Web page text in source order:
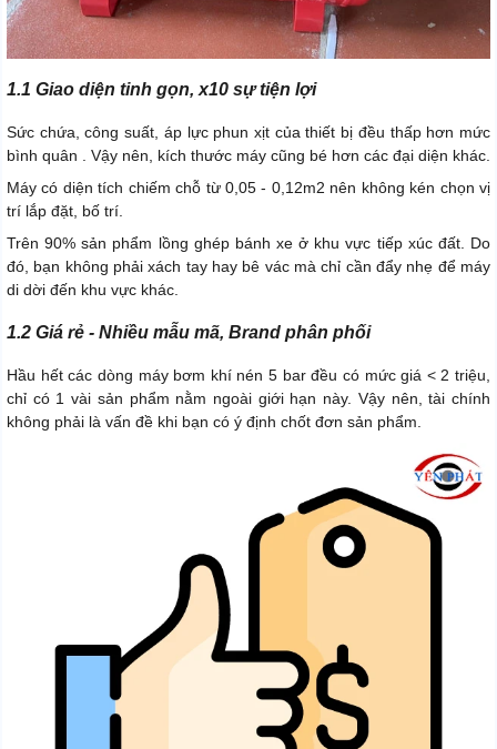
1.1 Giao diện tinh gọn, x10 sự tiện lợi
Sức chứa, công suất, áp lực phun xịt của thiết bị đều thấp hơn mức
bình quân . Vậy nên, kích thước máy cũng bé hơn các đại diện khác.
Máy có diện tích chiếm chỗ từ 0,05 - 0,12m2 nên không kén chọn vị
trí lắp đặt, bố trí.
Trên 90% sản phẩm lồng ghép bánh xe ở khu vực tiếp xúc đất. Do
đó, bạn không phải xách tay hay bê vác mà chỉ cần đẩy nhẹ để máy
di dời đến khu vực khác.
1.2 Giá rẻ - Nhiều mẫu mã, Brand phân phối
Hầu hết các dòng máy bơm khí nén 5 bar đều có mức giá < 2 triệu,
chỉ có 1 vài sản phẩm nằm ngoài giới hạn này. Vậy nên, tài chính
không phải là vấn đề khi bạn có ý định chốt đơn sản phẩm.